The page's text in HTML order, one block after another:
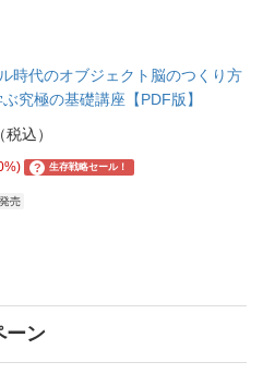
時代のオブジェクト脳のつくり方
究極の基礎講座【PDF版】
込）
? 生存戦略セール！
売
ーン